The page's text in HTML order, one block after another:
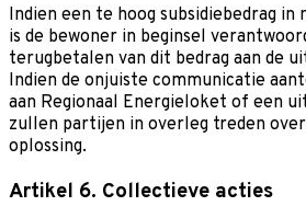
Indien een te hoog subsidiebedrag in
is de bewoner in beginsel
terugbetalen van dit bedrag aan de
Indien de onjuiste communicatie
aan Regionaal Energieloket of een
zullen partijen in overleg treden over
oplossing.
Artikel 6. Collectieve acties